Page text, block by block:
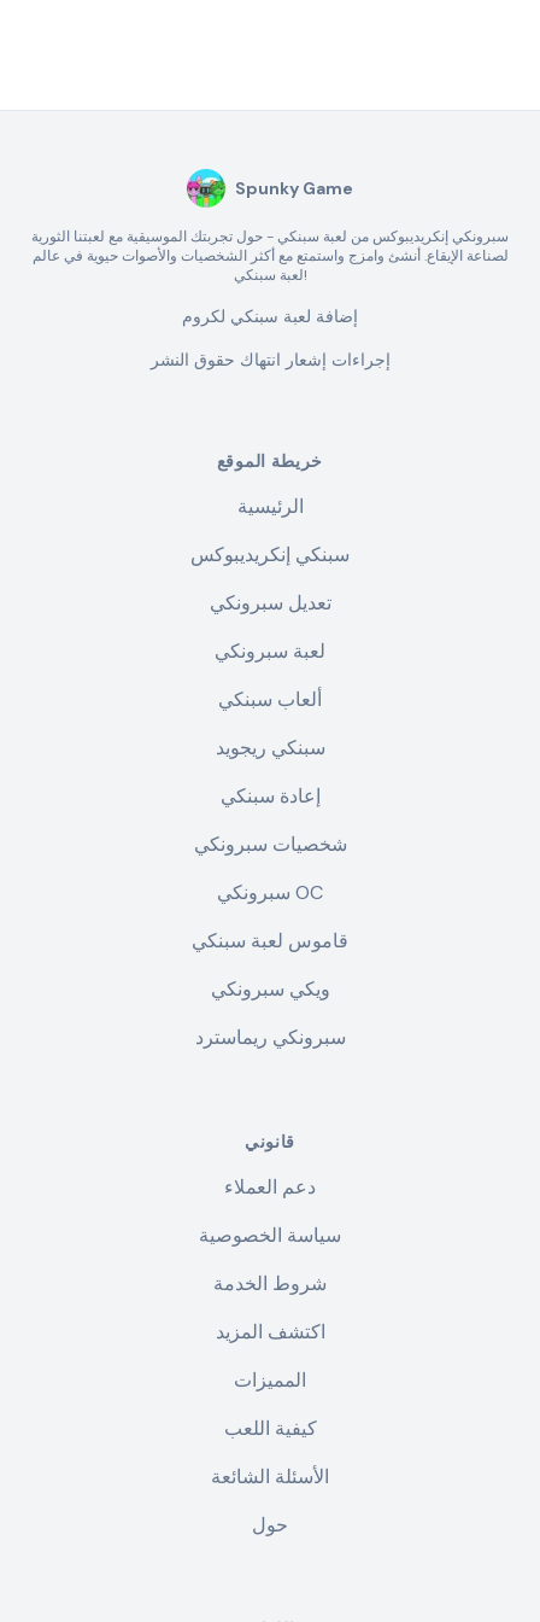
Spunky Game
سبرونكي إنكريديبوكس من لعبة سبنكي - حول تجربتك الموسيقية مع لعبتنا الثورية
لصناعة الإيقاع. أنشئ وامزج واستمتع مع أكثر الشخصيات والأصوات حيوية في عالم
لعبة سبنكي!
إضافة لعبة سبنكي لكروم
إجراءات إشعار انتهاك حقوق النشر
خريطة الموقع
الرئيسية
سبنكي إنكريديبوكس
تعديل سبرونكي
لعبة سبرونكي
ألعاب سبنكي
سبنكي ريجويد
إعادة سبنكي
شخصيات سبرونكي
سبرونكي OC
قاموس لعبة سبنكي
ويكي سبرونكي
سبرونكي ريماسترد
قانوني
دعم العملاء
سياسة الخصوصية
شروط الخدمة
اكتشف المزيد
المميزات
كيفية اللعب
الأسئلة الشائعة
حول